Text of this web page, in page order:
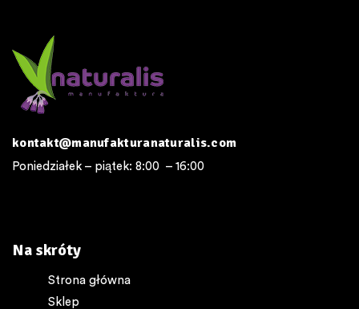
Na skróty
Strona główna
Sklep
kontakt@manufakturanaturalis.com
Poniedziałek – piątek: 8:00 – 16:00